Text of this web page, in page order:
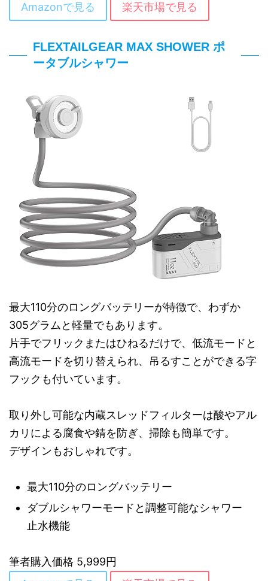
Amazonで見る 楽天市場で見る
FLEXTAILGEAR MAX SHOWER ポ
ータブルシャワー
最大110分のロングバッテリーが特徴で、わずか
305グラムと軽量でもあります。
片手でフリックまたはひねるだけで、低流モードと
高流モードを切り替えられ、吊るすことができる字
フックも付いています。
取り外し可能な内蔵スレッドフィルターは酸やアル
カリによる腐食や錆を防ぎ、掃除も簡単です。
デザインもおしゃれです。
最大110分のロングバッテリー
ダブルシャワーモードと調整可能なシャワー
止水機能
筆者購入価格 5,999円